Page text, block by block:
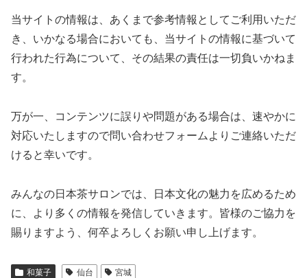
当サイトの情報は、あくまで参考情報としてご利用いただ
き、いかなる場合においても、当サイトの情報に基づいて
行われた行為について、その結果の責任は一切負いかねま
す。
万が一、コンテンツに誤りや問題がある場合は、速やかに
対応いたしますので問い合わせフォームよりご連絡いただ
けると幸いです。
みんなの日本茶サロンでは、日本文化の魅力を広めるため
に、より多くの情報を発信していきます。皆様のご協力を
賜りますよう、何卒よろしくお願い申し上げます。
和菓子 仙台 宮城